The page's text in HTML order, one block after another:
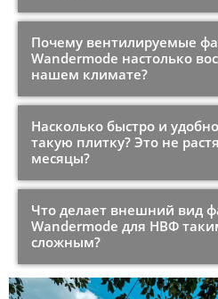
Почему вентилируемые
Wandermode настолько
нашем климате?
Насколько быстро и
такую плитку? Это не
месяцы?
Что делает внешний вид
Wandermode для НВФ
сложным?